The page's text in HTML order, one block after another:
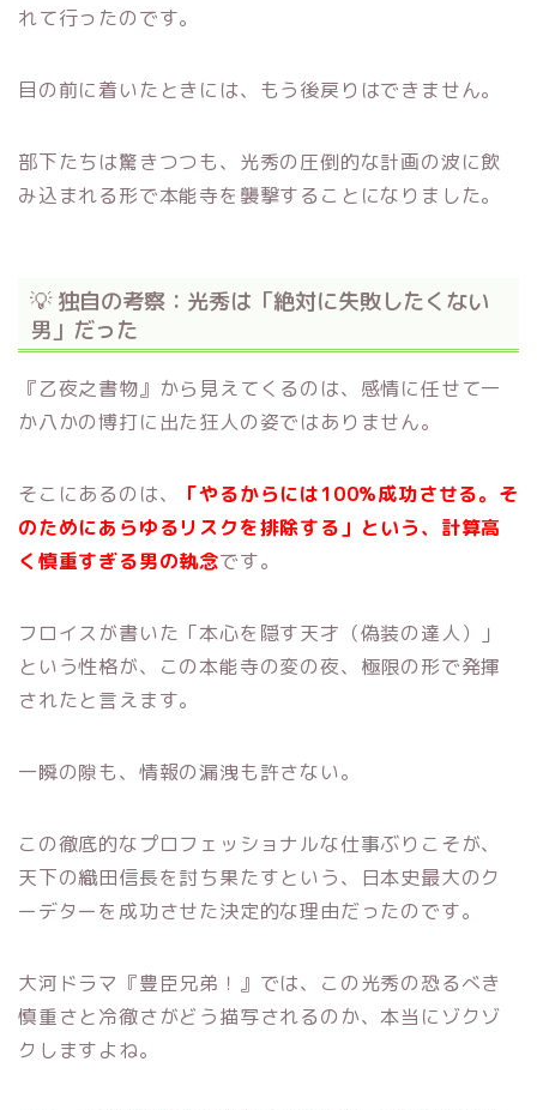
れて行ったのです。
目の前に着いたときには、もう後戻りはできません。
部下たちは驚きつつも、光秀の圧倒的な計画の波に飲
み込まれる形で本能寺を襲撃することになりました。
💡 独自の考察：光秀は「絶対に失敗したくない
男」だった
『乙夜之書物』から見えてくるのは、感情に任せて一
か八かの博打に出た狂人の姿ではありません。
そこにあるのは、
「やるからには100%成功させる。そ
のためにあらゆるリスクを排除する」という、計算高
く慎重すぎる男の執念です。
フロイスが書いた「本心を隠す天才（偽装の達人）」
という性格が、この本能寺の変の夜、極限の形で発揮
されたと言えます。
一瞬の隙も、情報の漏洩も許さない。
この徹底的なプロフェッショナルな仕事ぶりこそが、
天下の織田信長を討ち果たすという、日本史最大のク
ーデターを成功させた決定的な理由だったのです。
大河ドラマ『豊臣兄弟！』では、この光秀の恐るべき
慎重さと冷徹さがどう描写されるのか、本当にゾクゾ
クしますよね。